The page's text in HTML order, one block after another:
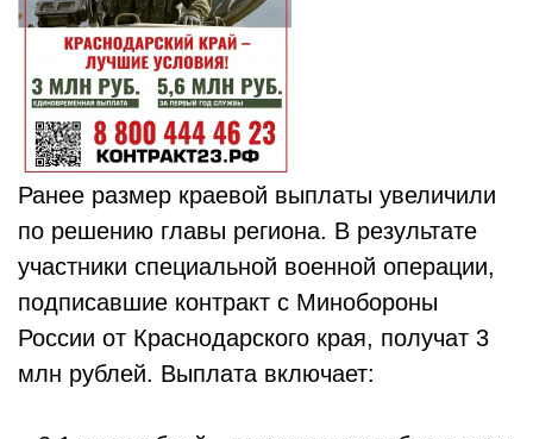
Ранее размер краевой выплаты увеличили
по решению главы региона. В результате
участники специальной военной операции,
подписавшие контракт с Минобороны
России от Краснодарского края, получат 3
млн рублей. Выплата включает: